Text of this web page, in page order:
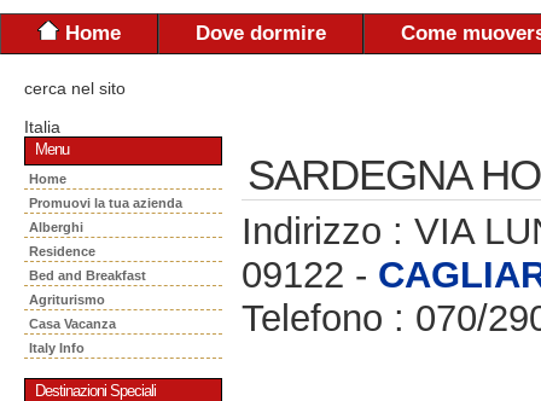
Home Dove dormire Come
cerca nel sito
Italia
Menu
Home
Promuovi la tua azienda
Alberghi
Residence
Bed and Breakfast
Agriturismo
Casa Vacanza
Italy Info
Destinazioni Speciali
SARDEGNA
Indirizzo : VIA
09122 -
Telefono : 070/